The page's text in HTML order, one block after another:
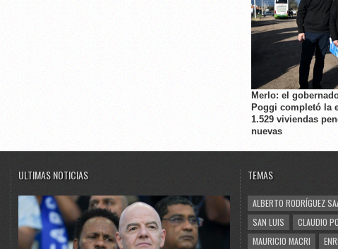
Merlo: el
Poggi completó la
1.529 viviendas
nuevas
ULTIMAS NOTICIAS TEMAS
ALBERTO RODRÍGUEZ
SAN LUIS
CLAUDIO
MAURICIO MACRI